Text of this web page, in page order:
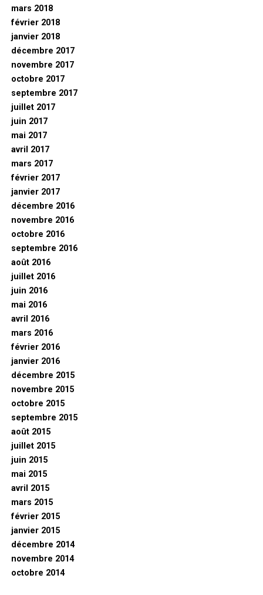
mars 2018
février 2018
janvier 2018
décembre 2017
novembre 2017
octobre 2017
septembre 2017
juillet 2017
juin 2017
mai 2017
avril 2017
mars 2017
février 2017
janvier 2017
décembre 2016
novembre 2016
octobre 2016
septembre 2016
août 2016
juillet 2016
juin 2016
mai 2016
avril 2016
mars 2016
février 2016
janvier 2016
décembre 2015
novembre 2015
octobre 2015
septembre 2015
août 2015
juillet 2015
juin 2015
mai 2015
avril 2015
mars 2015
février 2015
janvier 2015
décembre 2014
novembre 2014
octobre 2014